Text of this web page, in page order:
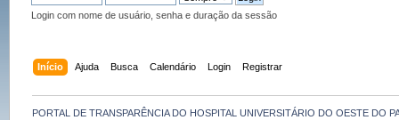
Login com nome de usuário, senha e duração da sessão
Início Ajuda Busca Calendário Login Registrar
PORTAL DE TRANSPARÊNCIA DO HOSPITAL UNIVERSITÁRIO DO OESTE DO